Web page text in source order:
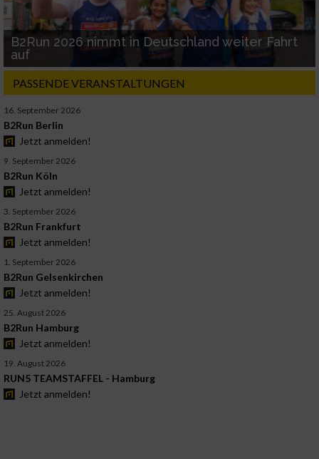
B2Run 2026 nimmt in Deutschland weiter Fahrt
auf
PASSENDE VERANSTALTUNGEN
16. September 2026
B2Run Berlin
Jetzt anmelden!
9. September 2026
B2Run Köln
Jetzt anmelden!
3. September 2026
B2Run Frankfurt
Jetzt anmelden!
1. September 2026
B2Run Gelsenkirchen
Jetzt anmelden!
25. August 2026
B2Run Hamburg
Jetzt anmelden!
19. August 2026
RUN5 TEAMSTAFFEL - Hamburg
Jetzt anmelden!